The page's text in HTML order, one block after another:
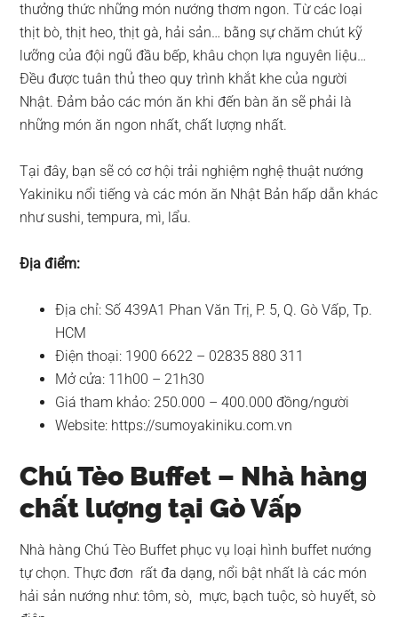
thưởng thức những món nướng thơm ngon. Từ các loại
thịt bò, thịt heo, thịt gà, hải sản… bằng sự chăm chút kỹ
lưỡng của đội ngũ đầu bếp, khâu chọn lựa nguyên liệu…
Đều được tuân thủ theo quy trình khắt khe của người
Nhật. Đảm bảo các món ăn khi đến bàn ăn sẽ phải là
những món ăn ngon nhất, chất lượng nhất.
Tại đây, bạn sẽ có cơ hội trải nghiệm nghệ thuật nướng
Yakiniku nổi tiếng và các món ăn Nhật Bản hấp dẫn khác
như sushi, tempura, mì, lẩu.
Địa điểm:
Địa chỉ: Số 439A1 Phan Văn Trị, P. 5, Q. Gò Vấp, Tp.
HCM
Điện thoại: 1900 6622 – 02835 880 311
Mở cửa: 11h00 – 21h30
Giá tham khảo: 250.000 – 400.000 đồng/người
Website: https://sumoyakiniku.com.vn
Chú Tèo Buffet – Nhà hàng
chất lượng tại Gò Vấp
Nhà hàng Chú Tèo Buffet phục vụ loại hình buffet nướng
tự chọn. Thực đơn rất đa dạng, nổi bật nhất là các món
hải sản nướng như: tôm, sò, mực, bạch tuộc, sò huyết, sò